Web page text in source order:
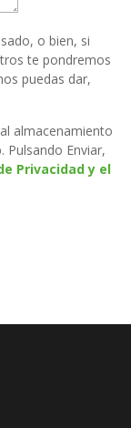
o bien, si
te pondremos
puedas dar,
almacenamiento
Enviar,
Privacidad y el